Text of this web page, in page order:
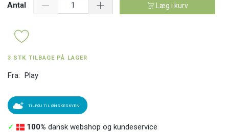
Antal Læg i kurv
3 STK TILBAGE PÅ LAGER
Fra: Play
TILFØJ TIL ØNSKESKYEN
✓ 100% dansk webshop og kundeservice